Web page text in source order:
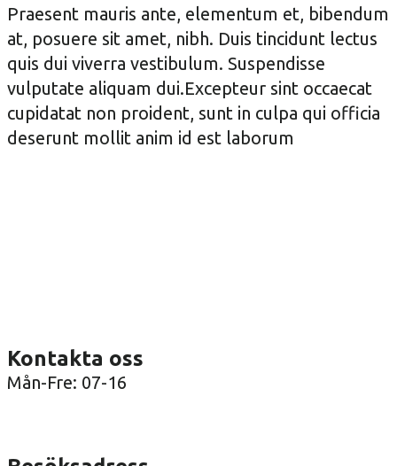
Praesent mauris ante, elementum et, bibendum
at, posuere sit amet, nibh. Duis tincidunt lectus
quis dui viverra vestibulum. Suspendisse
vulputate aliquam dui.Excepteur sint occaecat
cupidatat non proident, sunt in culpa qui officia
deserunt mollit anim id est laborum
Kontakta oss
Mån-Fre: 07-16